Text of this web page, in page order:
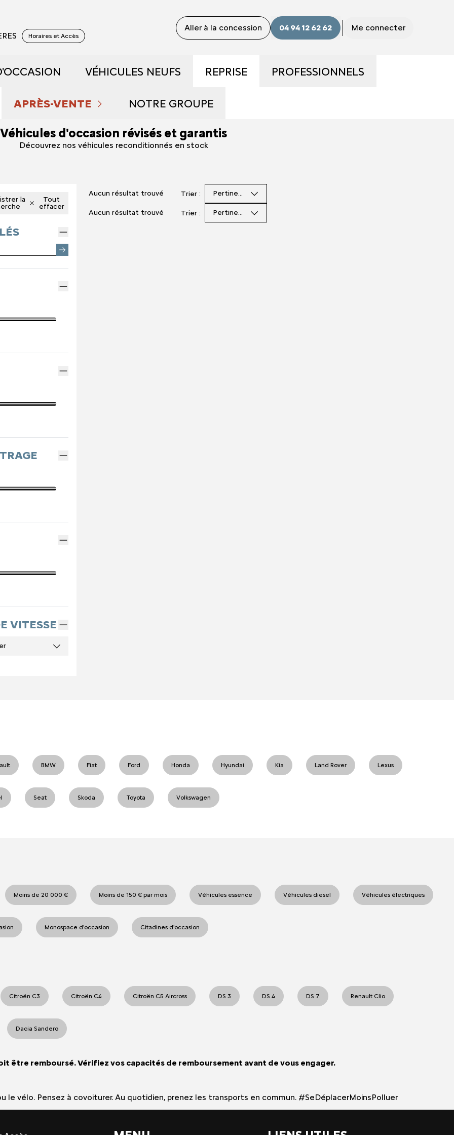
Horaires et Accès
Aller à la concession 04 94 12 62 62 Me connecter
DÉMONSTRATION
ET HYBRIDES
SPOTICAR
VÉHICULES NEUFS
DÉCOUVREZ NOTRE GAMME
RÉSERVEZ UN ESSAI
DÉCOUVREZ L'HYBRIDE
REPRISE PROFESSIONNELS
APRÈS-VENTE
PRENDRE RENDEZ-VOUS
ENTRETIEN ET RÉPARATIONS
ENTRETIEN VÉHICULE ÉLECTRIQUE
NOTRE GROUPE
QUI SOMMES NOUS ?
NOS ACTUALITÉS
Véhicules d'occasion révisés et garantis
Découvrez nos véhicules reconditionnés en stock
la
Tout
effacer
VITESSE
Aucun résultat trouvé Trier : Pertinence
Aucun résultat trouvé Trier : Pertinence
BMW Fiat Ford Honda Hyundai Kia Land Rover Lexus
Seat Skoda Toyota Volkswagen
Moins de 20 000 € Moins de 150 € par mois Véhicules essence Véhicules diesel Véhicules électriques
Monospace d'occasion Citadines d'occasion
Citroën C3 Citroën C4 Citroën C5 Aircross DS 3 DS 4 DS 7 Renault Clio
Dacia Sandero
être remboursé. Vérifiez vos capacités de remboursement avant de vous engager.
le vélo. Pensez à covoiturer. Au quotidien, prenez les transports en commun. #SeDéplacerMoinsPolluer